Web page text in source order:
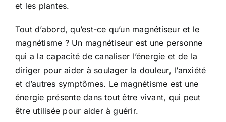
et les plantes.
Tout d’abord, qu’est-ce qu’un magnétiseur et le
magnétisme ? Un magnétiseur est une personne
qui a la capacité de canaliser l’énergie et de la
diriger pour aider à soulager la douleur, l’anxiété
et d’autres symptômes. Le magnétisme est une
énergie présente dans tout être vivant, qui peut
être utilisée pour aider à guérir.